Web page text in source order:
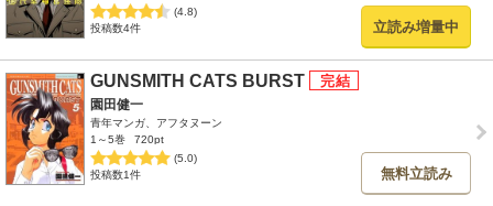
(4.8)
投稿数4件
立読み増量中
GUNSMITH CATS BURST
園田健一
青年マンガ、アフタヌーン
1～5巻
720pt
(5.0)
投稿数1件
無料立読み